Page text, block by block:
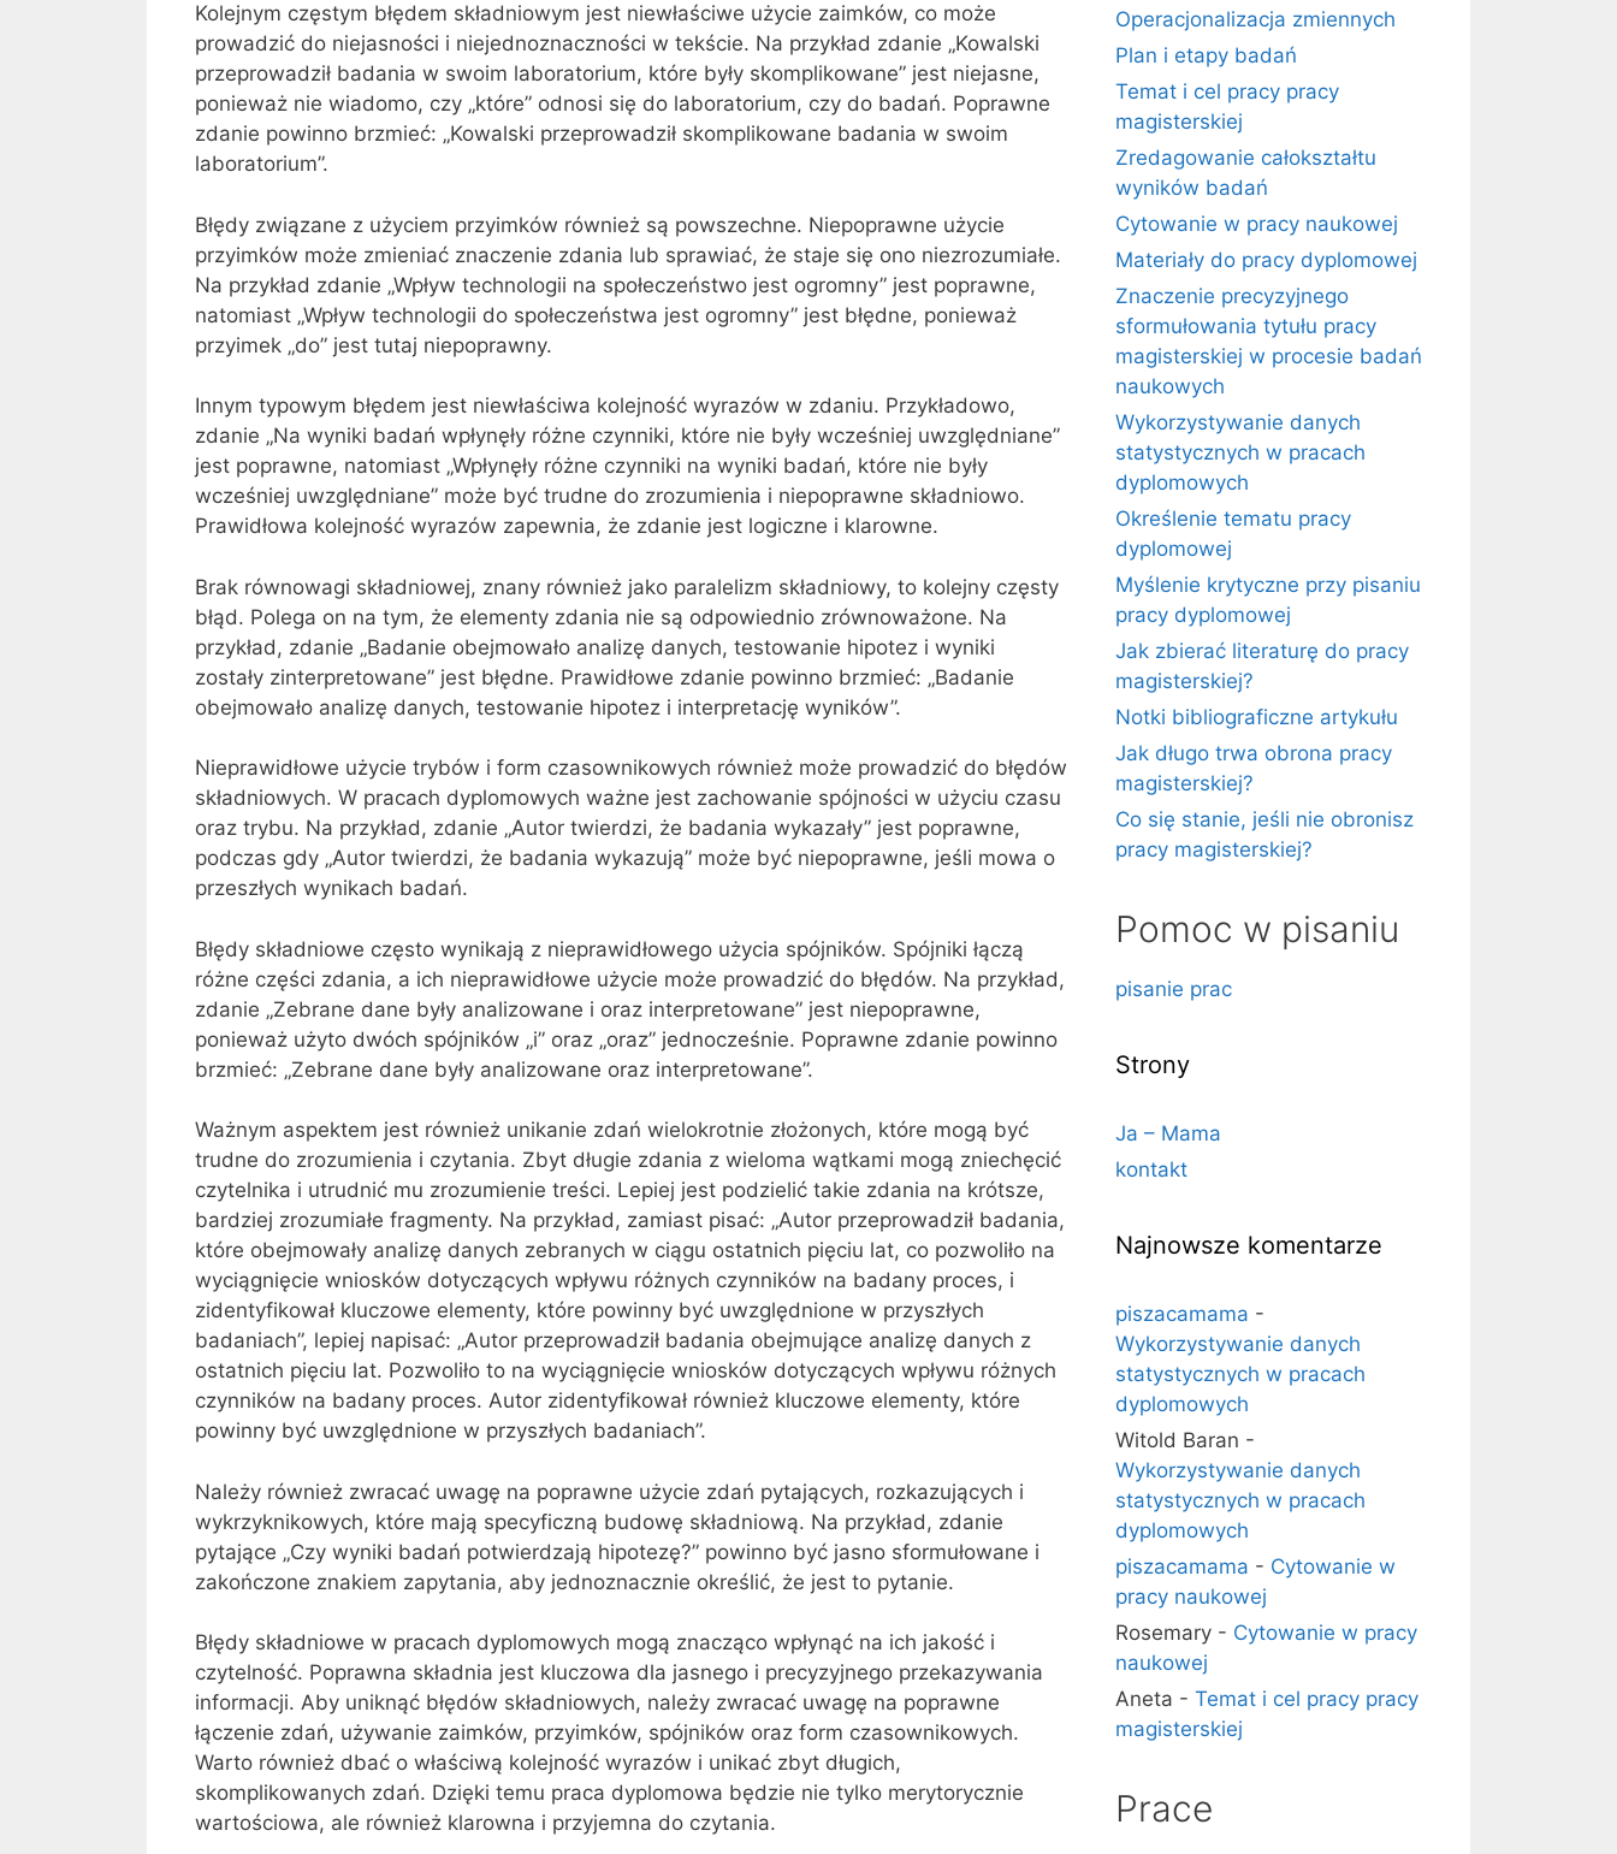
Kolejnym częstym błędem składniowym jest niewłaściwe użycie zaimków, co może
prowadzić do niejasności i niejednoznaczności w tekście. Na przykład zdanie „Kowalski
przeprowadził badania w swoim laboratorium, które były skomplikowane” jest niejasne,
ponieważ nie wiadomo, czy „które” odnosi się do laboratorium, czy do badań. Poprawne
zdanie powinno brzmieć: „Kowalski przeprowadził skomplikowane badania w swoim
laboratorium”.
Błędy związane z użyciem przyimków również są powszechne. Niepoprawne użycie
przyimków może zmieniać znaczenie zdania lub sprawiać, że staje się ono niezrozumiałe.
Na przykład zdanie „Wpływ technologii na społeczeństwo jest ogromny” jest poprawne,
natomiast „Wpływ technologii do społeczeństwa jest ogromny” jest błędne, ponieważ
przyimek „do” jest tutaj niepoprawny.
Innym typowym błędem jest niewłaściwa kolejność wyrazów w zdaniu. Przykładowo,
zdanie „Na wyniki badań wpłynęły różne czynniki, które nie były wcześniej uwzględniane”
jest poprawne, natomiast „Wpłynęły różne czynniki na wyniki badań, które nie były
wcześniej uwzględniane” może być trudne do zrozumienia i niepoprawne składniowo.
Prawidłowa kolejność wyrazów zapewnia, że zdanie jest logiczne i klarowne.
Brak równowagi składniowej, znany również jako paralelizm składniowy, to kolejny częsty
błąd. Polega on na tym, że elementy zdania nie są odpowiednio zrównoważone. Na
przykład, zdanie „Badanie obejmowało analizę danych, testowanie hipotez i wyniki
zostały zinterpretowane” jest błędne. Prawidłowe zdanie powinno brzmieć: „Badanie
obejmowało analizę danych, testowanie hipotez i interpretację wyników”.
Nieprawidłowe użycie trybów i form czasownikowych również może prowadzić do błędów
składniowych. W pracach dyplomowych ważne jest zachowanie spójności w użyciu czasu
oraz trybu. Na przykład, zdanie „Autor twierdzi, że badania wykazały” jest poprawne,
podczas gdy „Autor twierdzi, że badania wykazują” może być niepoprawne, jeśli mowa o
przeszłych wynikach badań.
Błędy składniowe często wynikają z nieprawidłowego użycia spójników. Spójniki łączą
różne części zdania, a ich nieprawidłowe użycie może prowadzić do błędów. Na przykład,
zdanie „Zebrane dane były analizowane i oraz interpretowane” jest niepoprawne,
ponieważ użyto dwóch spójników „i” oraz „oraz” jednocześnie. Poprawne zdanie powinno
brzmieć: „Zebrane dane były analizowane oraz interpretowane”.
Ważnym aspektem jest również unikanie zdań wielokrotnie złożonych, które mogą być
trudne do zrozumienia i czytania. Zbyt długie zdania z wieloma wątkami mogą zniechęcić
czytelnika i utrudnić mu zrozumienie treści. Lepiej jest podzielić takie zdania na krótsze,
bardziej zrozumiałe fragmenty. Na przykład, zamiast pisać: „Autor przeprowadził badania,
które obejmowały analizę danych zebranych w ciągu ostatnich pięciu lat, co pozwoliło na
wyciągnięcie wniosków dotyczących wpływu różnych czynników na badany proces, i
zidentyfikował kluczowe elementy, które powinny być uwzględnione w przyszłych
badaniach”, lepiej napisać: „Autor przeprowadził badania obejmujące analizę danych z
ostatnich pięciu lat. Pozwoliło to na wyciągnięcie wniosków dotyczących wpływu różnych
czynników na badany proces. Autor zidentyfikował również kluczowe elementy, które
powinny być uwzględnione w przyszłych badaniach”.
Należy również zwracać uwagę na poprawne użycie zdań pytających, rozkazujących i
wykrzyknikowych, które mają specyficzną budowę składniową. Na przykład, zdanie
pytające „Czy wyniki badań potwierdzają hipotezę?” powinno być jasno sformułowane i
zakończone znakiem zapytania, aby jednoznacznie określić, że jest to pytanie.
Błędy składniowe w pracach dyplomowych mogą znacząco wpłynąć na ich jakość i
czytelność. Poprawna składnia jest kluczowa dla jasnego i precyzyjnego przekazywania
informacji. Aby uniknąć błędów składniowych, należy zwracać uwagę na poprawne
łączenie zdań, używanie zaimków, przyimków, spójników oraz form czasownikowych.
Warto również dbać o właściwą kolejność wyrazów i unikać zbyt długich,
skomplikowanych zdań. Dzięki temu praca dyplomowa będzie nie tylko merytorycznie
wartościowa, ale również klarowna i przyjemna do czytania.
Operacjonalizacja zmiennych
Plan i etapy badań
Temat i cel pracy pracy
magisterskiej
Zredagowanie całokształtu
wyników badań
Cytowanie w pracy naukowej
Materiały do pracy dyplomowej
Znaczenie precyzyjnego
sformułowania tytułu pracy
magisterskiej w procesie badań
naukowych
Wykorzystywanie danych
statystycznych w pracach
dyplomowych
Określenie tematu pracy
dyplomowej
Myślenie krytyczne przy pisaniu
pracy dyplomowej
Jak zbierać literaturę do pracy
magisterskiej?
Notki bibliograficzne artykułu
Jak długo trwa obrona pracy
magisterskiej?
Co się stanie, jeśli nie obronisz
pracy magisterskiej?
Pomoc w pisaniu
pisanie prac
Strony
Ja – Mama
kontakt
Najnowsze komentarze
piszacamama -
Wykorzystywanie danych
statystycznych w pracach
dyplomowych
Witold Baran -
Wykorzystywanie danych
statystycznych w pracach
dyplomowych
piszacamama - Cytowanie w
pracy naukowej
Rosemary - Cytowanie w pracy
naukowej
Aneta - Temat i cel pracy pracy
magisterskiej
Prace